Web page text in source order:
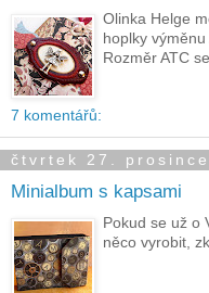
Olinka Helge
hoplky výměnu
Rozměr ATC
7 komentářů:
čtvrtek 27. prosince
Minialbum s kapsami
Pokud se už o
něco vyrobit,